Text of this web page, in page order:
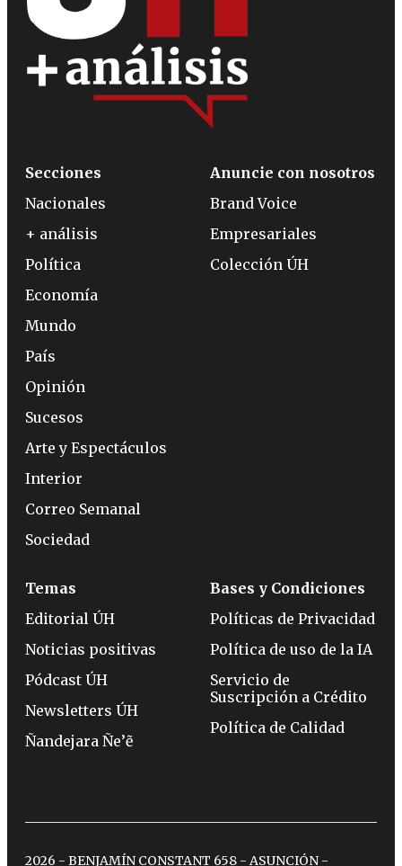
Secciones
Nacionales
+ análisis
Política
Economía
Mundo
País
Opinión
Sucesos
Arte y Espectáculos
Interior
Correo Semanal
Sociedad
Anuncie con nosotros
Brand Voice
Empresariales
Colección ÚH
Temas
Editorial ÚH
Noticias positivas
Pódcast ÚH
Newsletters ÚH
Ñandejara Ñe’ẽ
Bases y Condiciones
Políticas de Privacidad
Política de uso de la IA
Servicio de
Suscripción a Crédito
Política de Calidad
2026 - BENJAMÍN CONSTANT 658 - ASUNCIÓN -